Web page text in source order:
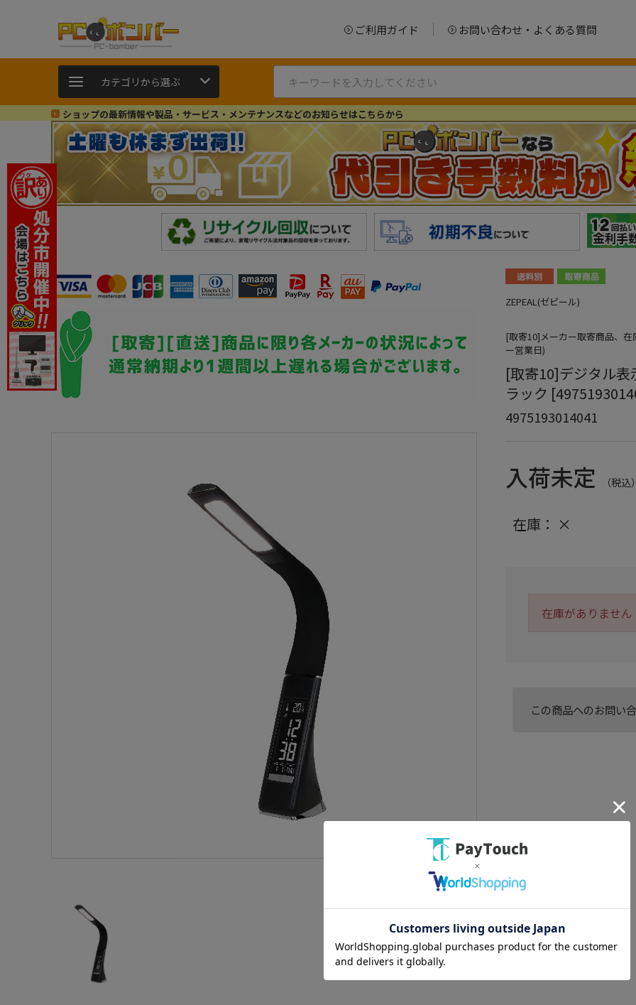
ご利用ガイド お問い合わせ・よくある質問
カテゴリから選ぶ
ショップの最新情報や製品・サービス・メンテナンスなどのお知らせはこちらから
ZEPEAL(ゼピール)
[取寄10]メーカー取寄商品、
ー営業日)
[取寄10]デジタル表
ラック
4975193014041
入荷未定 （税込
在庫： ×
在庫がありません
この商品へのお問い